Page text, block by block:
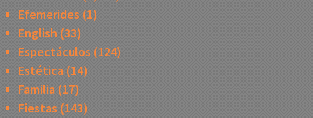
Efemerides (1)
English (33)
Espectáculos (124)
Estética(14)
Familia(17)
Fiestas (143)